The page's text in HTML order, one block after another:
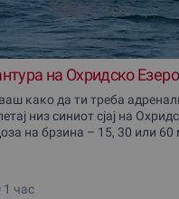
на Охридско Езеро
како да ти треба
низ синиот сјај на
на брзина – 15, 30 или
1 час